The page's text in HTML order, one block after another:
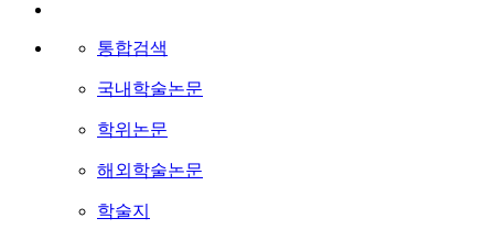
통합검색
국내학술논문
학위논문
해외학술논문
학술지